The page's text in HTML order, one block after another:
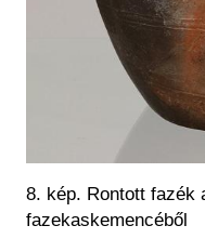
8. kép. Rontott fazék
fazekaskemencéből